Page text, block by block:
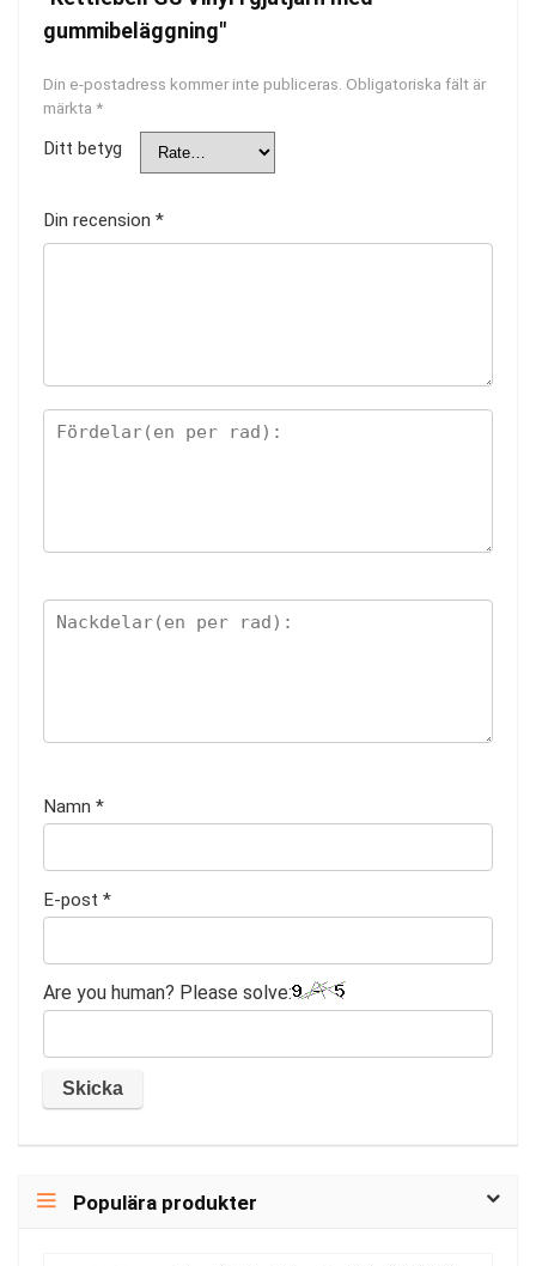
gummibeläggning"
Din e-postadress kommer inte publiceras. Obligatoriska fält är
märkta *
Ditt betyg
Din recension *
Namn *
E-post *
Are you human? Please solve:
Populära produkter